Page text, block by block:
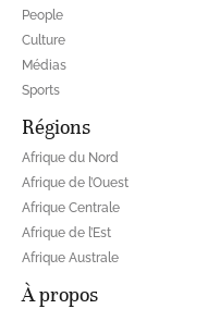
People
Culture
Médias
Sports
Régions
Afrique du Nord
Afrique de l’Ouest
Afrique Centrale
Afrique de l’Est
Afrique Australe
À propos